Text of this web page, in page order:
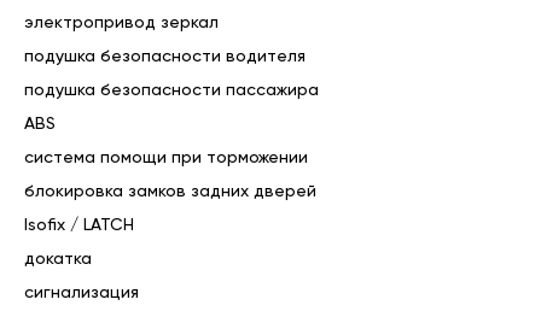
электропривод зеркал
подушка безопасности водителя
подушка безопасности пассажира
ABS
система помощи при торможении
блокировка замков задних дверей
Isofix / LATCH
докатка
сигнализация